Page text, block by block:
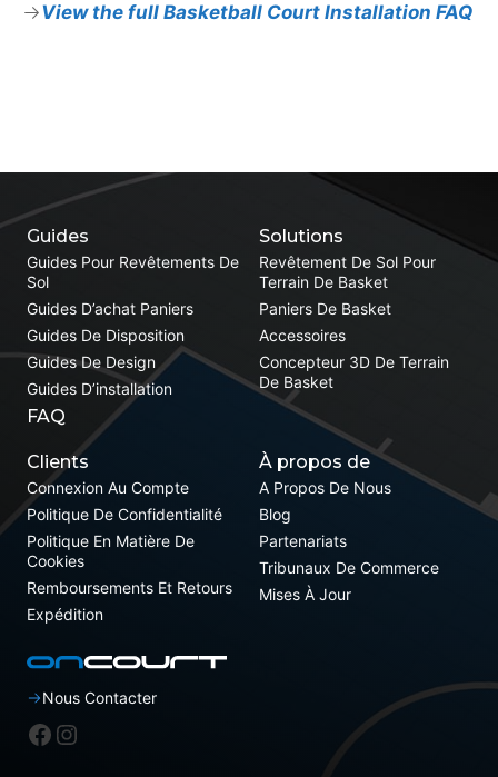
View the full Basketball Court Installation FAQ
Solutions
Revêtement De Sol Pour
Terrain De Basket
Paniers De Basket
Accessoires
Concepteur 3D De Terrain
De Basket
Guides
Guides Pour Revêtements De
Sol
Guides D’achat Paniers
Guides De Disposition
Guides De Design
Guides D’installation
FAQ
Clients
Connexion Au Compte
Politique De Confidentialité
Politique En Matière De
Cookies
Remboursements Et Retours
Expédition
À propos de
A Propos De Nous
Blog
Partenariats
Tribunaux De Commerce
Mises À Jour
Nous Contacter
Facebook
Instagram